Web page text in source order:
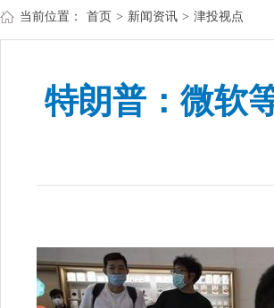
当前位置： 首页 > 新闻资讯 > 津投视点
特朗普：微软